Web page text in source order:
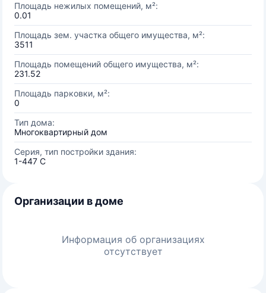
Площадь нежилых помещений, м²:
0.01
Площадь зем. участка общего имущества, м²:
3511
Площадь помещений общего имущества, м²:
231.52
Площадь парковки, м²:
0
Тип дома:
Многоквартирный дом
Серия, тип постройки здания:
1-447 С
Организации в доме
Информация об организациях
отсутствует